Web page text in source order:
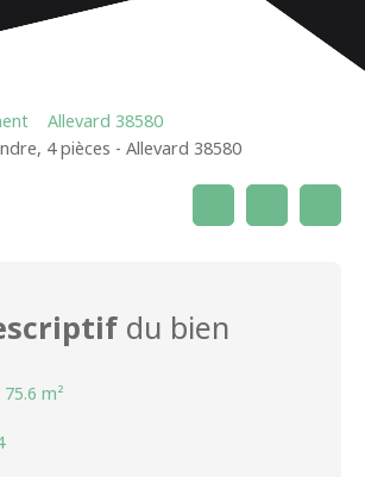
Allevard 38580
4 pièces - Allevard 38580
du bien
75.6 m²